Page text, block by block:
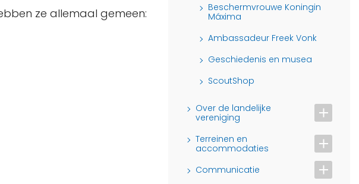
ze allemaal gemeen:
Beschermvrouwe Koningin
Máxima
Ambassadeur Freek Vonk
Geschiedenis en musea
ScoutShop
Over de landelijke
vereniging
Terreinen en
accommodaties
Communicatie